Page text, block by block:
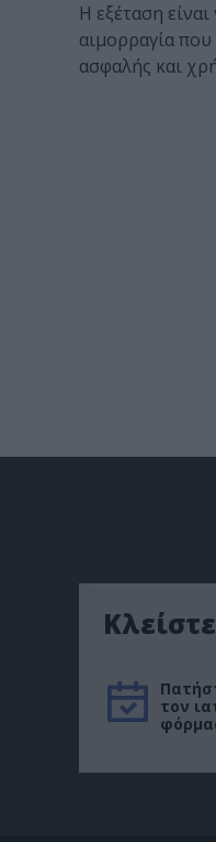
Η εξέταση
αιμορραγία
ασφαλής και
τον